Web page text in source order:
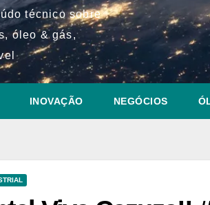
técnico sobre
óleo & gás,
INOVAÇÃO NEGÓCIOS